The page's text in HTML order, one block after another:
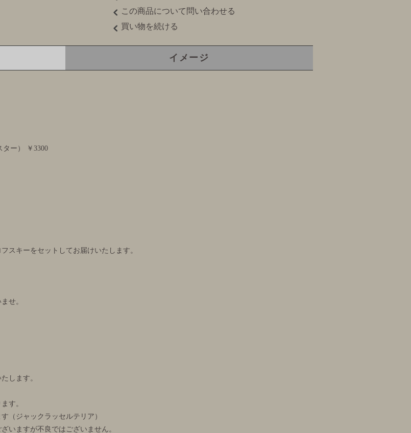
この商品について問い合わせる
買い物を続ける
イメージ
ター） ￥3300
スキーをセットしてお届けいたします。
せ。
します。
す。
（ジャックラッセルテリア）
いますが不良ではございません。